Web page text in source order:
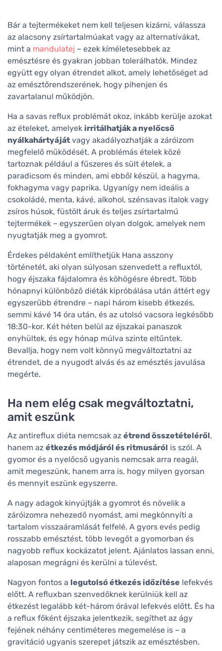
Bár a tejtermékeket nem kell teljesen kizárni, válassza
az alacsony zsírtartalmúakat vagy az alternatívákat,
mint a mandulatej – ezek kíméletesebbek az
emésztésre és gyakran jobban tolerálhatók. Mindez
együtt egy olyan étrendet alkot, amely lehetőséget ad
az emésztőrendszerének, hogy pihenjen és
zavartalanul működjön.
Ha a savas reflux problémát okoz, inkább kerülje azokat
az ételeket, amelyek irritálhatják a nyelőcső
nyálkahártyáját vagy akadályozhatják a záróizom
megfelelő működését. A problémás ételek közé
tartoznak például a fűszeres és sült ételek, a
paradicsom és minden, ami ebből készül, a hagyma,
fokhagyma vagy paprika. Ugyanígy nem ideális a
csokoládé, menta, kávé, alkohol, szénsavas italok vagy
zsíros húsok, füstölt áruk és teljes zsírtartalmú
tejtermékek – egyszerűen olyan dolgok, amelyek nem
nyugtatják meg a gyomrot.
Érdekes példaként említhetjük Hana asszony
történetét, aki olyan súlyosan szenvedett a refluxtól,
hogy éjszaka fájdalomra és köhögésre ébredt. Több
hónapnyi különböző diéták kipróbálása után áttért egy
egyszerűbb étrendre – napi három kisebb étkezés,
semmi kávé 14 óra után, és az utolsó vacsora legkésőbb
18:30-kor. Két héten belül az éjszakai panaszok
enyhültek, és egy hónap múlva szinte eltűntek.
Bevallja, hogy nem volt könnyű megváltoztatni az
étrendet, de a nyugodt alvás és az emésztés javulása
megérte.
Ha nem elég csak megváltoztatni,
amit eszünk
Az antireflux diéta nemcsak az étrend összetételéről,
hanem az étkezés módjáról és ritmusáról is szól. A
gyomor és a nyelőcső ugyanis nemcsak arra reagál,
amit megeszünk, hanem arra is, hogy milyen gyorsan
és mennyit eszünk egyszerre.
A nagy adagok kinyújtják a gyomrot és növelik a
záróizomra nehezedő nyomást, ami megkönnyíti a
tartalom visszaáramlását felfelé. A gyors evés pedig
rosszabb emésztést, több levegőt a gyomorban és
nagyobb reflux kockázatot jelent. Ajánlatos lassan enni,
alaposan megrágni és kerülni a túlevést.
Nagyon fontos a legutolsó étkezés időzítése lefekvés
előtt. A refluxban szenvedőknek kerülniük kell az
étkezést legalább két-három órával lefekvés előtt. És ha
a reflux főként éjszaka jelentkezik, segíthet az ágy
fejének néhány centiméteres megemelése is – a
gravitáció ugyanis szerepet játszik az emésztésben.